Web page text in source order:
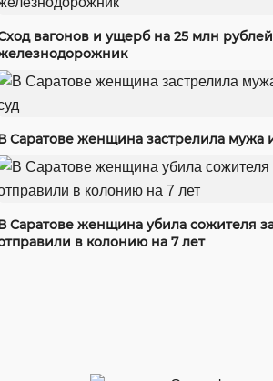
вагонов и ущерб на 25 млн
Саратове женщина застрелила мужа
Саратове женщина убила сожителя
в колонию на 7 лет